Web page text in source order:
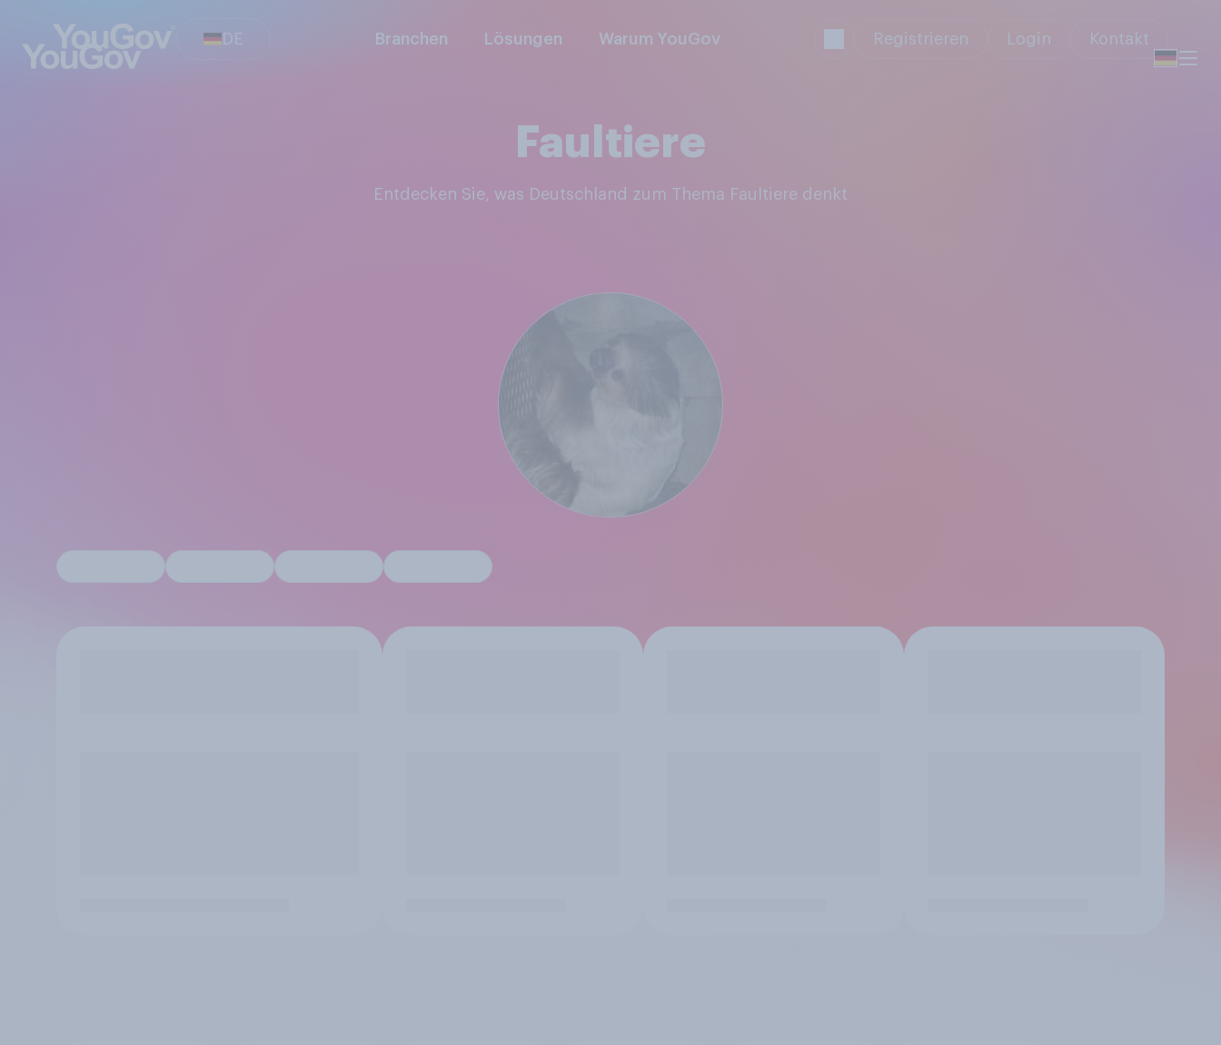
DE Branchen Lösungen Warum YouGov Registrieren Login Kontakt
Faultiere
Entdecken Sie, was Deutschland zum Thema Faultiere denkt